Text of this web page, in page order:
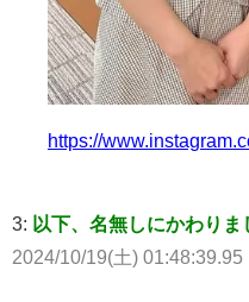
https://
3: 以下、名無しにかわり
2024/10/19(土)